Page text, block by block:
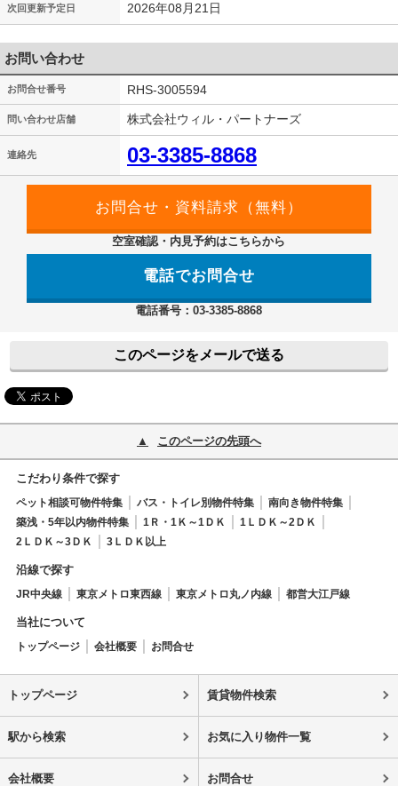
次回更新予定日 2026年08月21日
お問い合わせ
お問合せ番号 RHS-3005594
問い合わせ店舗 株式会社ウィル・パートナーズ
連絡先 03-3385-8868
空室確認・内見予約はこちらから
電話でお問合せ
電話番号：03-3385-8868
このページをメールで送る
このページの先頭へ
こだわり条件で探す
ペット相談可物件特集 バス・トイレ別物件特集
南向き物件特集
築浅・5年以内物件特集
1Ｒ・1Ｋ～1ＤＫ
1ＬＤＫ～2ＤＫ
2ＬＤＫ～3ＤＫ
3ＬＤＫ以上
沿線で探す
JR中央線 東京メトロ東西線 東京メトロ丸ノ内線 都営大江戸線
当社について
トップページ 会社概要 お問合せ
トップページ 賃貸物件検索
駅から検索 お気に入り物件一覧
会社概要 お問合せ